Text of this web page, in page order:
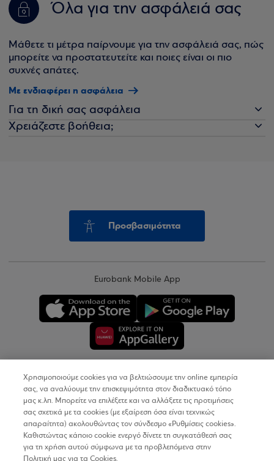
Όλα για την ασφάλειά σας
Μάθετε τι μέτρα παίρνουμε για την ασφάλειά σας, πώς
μπορείτε να προστατευτείτε και ποιες είναι οι πιο
συχνές απάτες.
Με ενδιαφέρει η ασφάλεια
Για τη δική σας ασφάλεια
Χρειάζεστε βοήθεια;
Προσβασιμότητα
Eurobank Mobile App
Copyright © 2026
Όροι Χρήσης
Προσωπικά Δεδομένα στον Διαδικτυακό Τόπο
Χρησιμοποιούμε cookies για να βελτιώσουμε την online εμπειρία
σας, να αναλύουμε την επισκεψιμότητα στον διαδικτυακό τόπο
μας κ.λπ. Μπορείτε να επιλέξετε και να αλλάξετε τις προτιμήσεις
σας σχετικά με τα cookies (με εξαίρεση όσα είναι τεχνικώς
απαραίτητα) ακολουθώντας τον σύνδεσμο «Ρυθμίσεις cookies».
Καθιστώντας κάποιο cookie ενεργό δίνετε τη συγκατάθεσή σας
για τη χρήση αυτού σύμφωνα με τα προβλεπόμενα στην
Πολιτική μας για τα Cookies.